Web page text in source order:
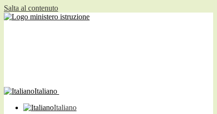
Salta al contenuto
Italiano
Italiano